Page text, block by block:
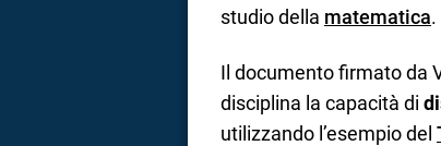
studio della matematica.
Il documento firmato da
disciplina la capacità di
utilizzando l’esempio del